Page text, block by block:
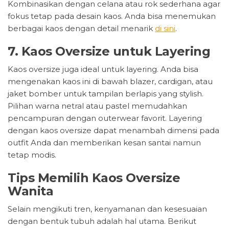
Kombinasikan dengan celana atau rok sederhana agar
fokus tetap pada desain kaos. Anda bisa menemukan
berbagai kaos dengan detail menarik di sini.
7. Kaos Oversize untuk Layering
Kaos oversize juga ideal untuk layering. Anda bisa
mengenakan kaos ini di bawah blazer, cardigan, atau
jaket bomber untuk tampilan berlapis yang stylish.
Pilihan warna netral atau pastel memudahkan
pencampuran dengan outerwear favorit. Layering
dengan kaos oversize dapat menambah dimensi pada
outfit Anda dan memberikan kesan santai namun
tetap modis.
Tips Memilih Kaos Oversize
Wanita
Selain mengikuti tren, kenyamanan dan kesesuaian
dengan bentuk tubuh adalah hal utama. Berikut